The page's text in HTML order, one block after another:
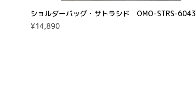
ショルダーバッグ・サトラシド OMO-STRS-6043
¥14,890